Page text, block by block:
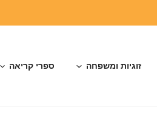
זוגיות ומשפחה ספרי קריאה